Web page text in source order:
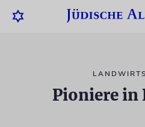
Pioniere in